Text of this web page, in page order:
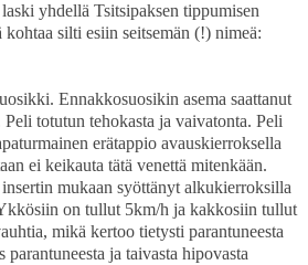
yhdellä Tsitsipaksen tippumisen
kohtaa silti esiin seitsemän (!) nimeä:
Ennakkosuosikin asema saattanut
totutun tehokasta ja vaivatonta. Peli
erätappio avauskierroksella
ei keikauta tätä venettä mitenkään.
mukaan syöttänyt alkukierroksilla
on tullut 5km/h ja kakkosiin tullut
mikä kertoo tietysti parantuneesta
parantuneesta ja taivasta hipovasta